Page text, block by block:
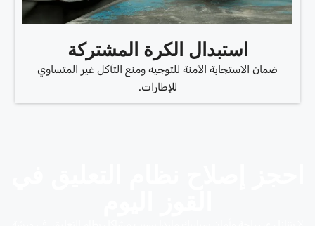
استبدال الكرة المشتركة
ضمان الاستجابة الآمنة للتوجيه ومنع التآكل غير المتساوي
للإطارات.